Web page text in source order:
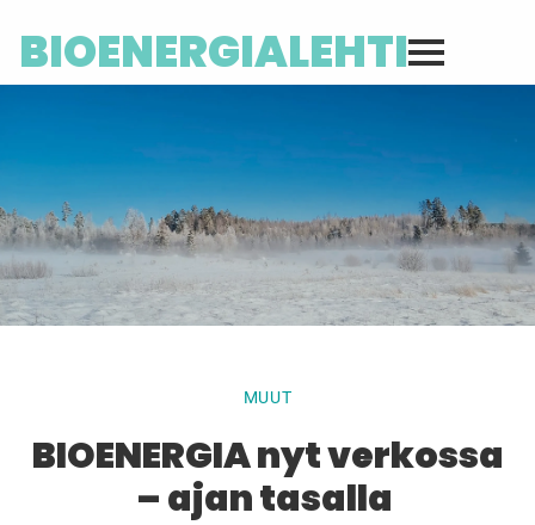
BIOENERGIALEHTI
MUUT
BIOENERGIA nyt verkossa
– ajan tasalla